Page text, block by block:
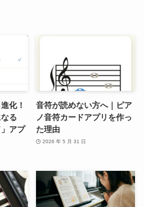
化！
る
」アプ
音符が読めない方へ｜ピア
ノ音符カードアプリを作っ
た理由
2026 年 5 月 31 日